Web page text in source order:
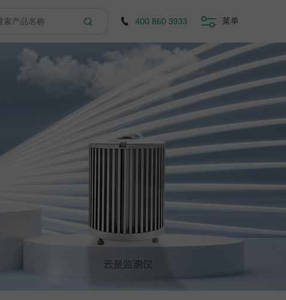
400 860 3933 菜单